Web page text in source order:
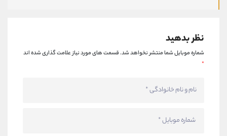
نظر بدهید
شماره موبایل شما منتشر نخواهد شد.قسمت های مورد نیاز علامت گذاری شده اند
*